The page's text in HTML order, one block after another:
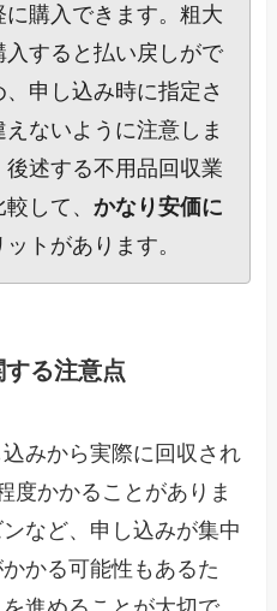
に購入できます。粗大
すると払い戻しがで
申し込み時に指定さ
ないように注意しま
後述する不用品回収業
較して、かなり安価に
トがあります。
る注意点
みから実際に回収され
度かかることがありま
など、申し込みが集中
かる可能性もあるた